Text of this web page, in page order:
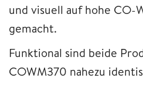
und visuell auf hohe CO-
gemacht.
Funktional sind beide
COWM370 nahezu